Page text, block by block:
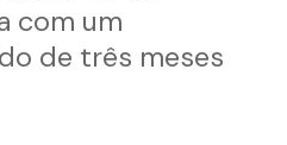
com um
de três meses